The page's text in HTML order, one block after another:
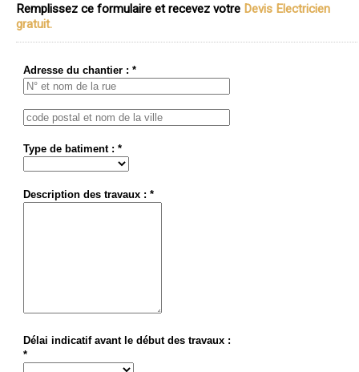
Remplissez ce formulaire et recevez votre Devis Electricien
gratuit.
Adresse du chantier : *
Type de batiment : *
Description des travaux : *
Délai indicatif avant le début des travaux :
*